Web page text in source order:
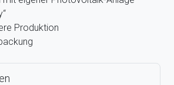
Produktion